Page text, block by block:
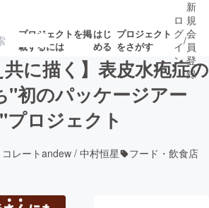
プロジェクトを掲
載するには
はじ
める
プロジェクト
をさがす
目の新着プロ募集終了が近いプ
ロ
グ
イ
ン
/
新
規
会
員
登
録
共に描く】表皮水疱症の
"初のパッケージアー
プロジェクト
レートandew / 中村恒星 フード・飲食店